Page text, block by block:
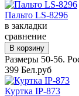
Пальто LS-8296
в закладки
сравнение
Размеры 50-56.
399 Бел.руб
Куртка IP-873